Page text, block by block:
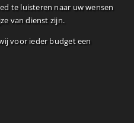
te luisteren naar uw wensen
van dienst zijn.
voor ieder budget een